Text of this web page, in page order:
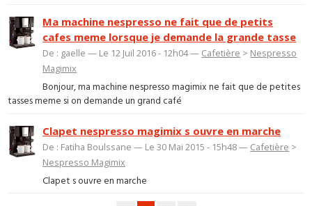
Ma machine nespresso ne fait que de petits
cafes meme lorsque je demande la grande tasse
De : gaelle — Le 12 Juil 2016 - 12h04 — Cafetière > Nespresso
Magimix
Bonjour, ma machine nespresso magimix ne fait que de petites
tasses meme si on demande un grand café
Clapet nespresso magimix s ouvre en marche
De : Fatiha Boulssane — Le 30 Mai 2015 - 15h48 — Cafetière >
Nespresso Magimix
Clapet s ouvre en marche